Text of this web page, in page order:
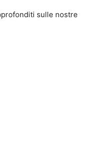
sulle nostre